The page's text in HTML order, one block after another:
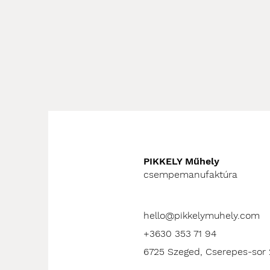
PIKKELY Műhely
csempemanufaktúra
hello@pikkelymuhely.com
+3630 353 71 94
6725 Szeged, Cserepes-sor